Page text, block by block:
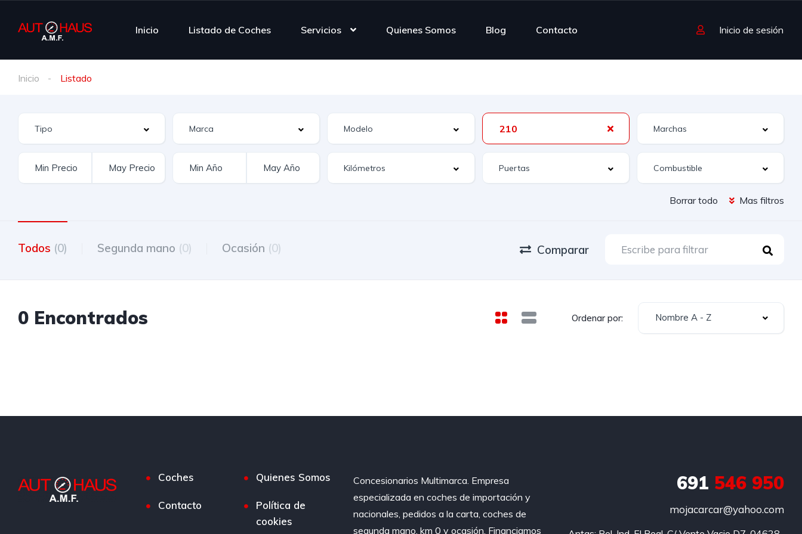
Inicio Listado de Coches Servicios Quienes Somos Blog Contacto Inicio de sesión
Inicio Listado
210
Borrar todo Mas filtros
Todos (0) Segunda mano (0) Ocasión (0) Comparar
0 Encontrados Ordenar por: Nombre A - Z
Coches Quienes Somos
Contacto
Política de
cookies
Concesionarios Multimarca. Empresa
especializada en coches de importación y
nacionales, pedidos a la carta, coches de
segunda mano, km 0 y ocasión. Financiamos
691 546 950
mojacarcar@yahoo.com